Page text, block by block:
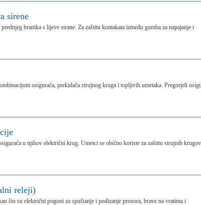
sirene
branika s lijeve strane. Za zaštitu kontakata između gumba za napajanje i
osigurača, prekidača strujnog kruga i topljivih umetaka. Pregorjeli
u njihov električni krug. Umetci se obično koriste za zaštitu strujnih
releji)
što su električni pogoni za spuštanje i podizanje prozora, brave na vratima i